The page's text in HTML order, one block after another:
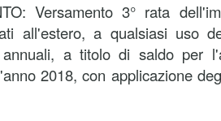
Versamento 3° rata
all'estero, a qualsiasi uso
annuali, a titolo di saldo per
2018, con applicazione